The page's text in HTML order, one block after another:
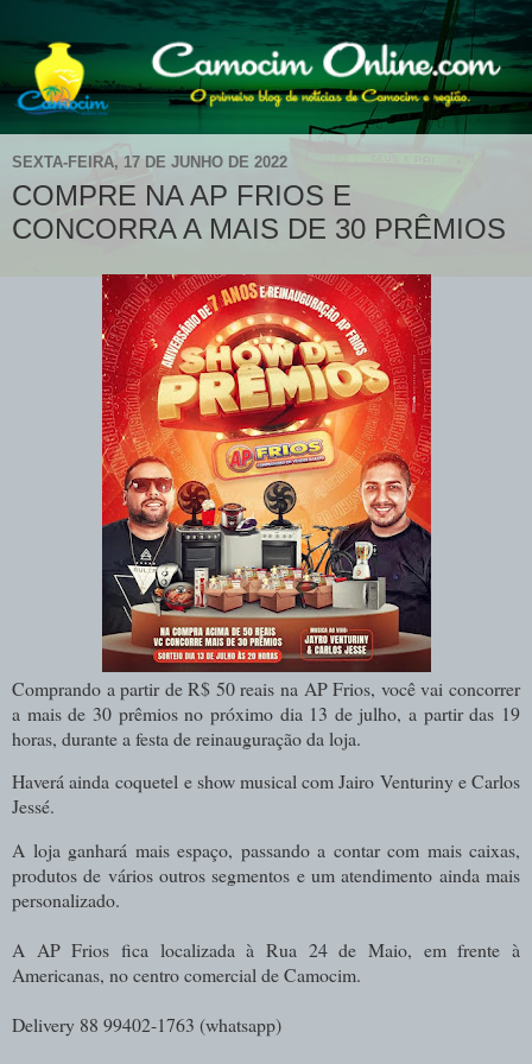
SEXTA-FEIRA, 17 DE JUNHO DE 2022
COMPRE NA AP FRIOS E
CONCORRA A MAIS DE 30 PRÊMIOS
Comprando a partir de R$ 50 reais na AP Frios, você vai concorrer
a mais de 30 prêmios no próximo dia 13 de julho, a partir das 19
horas, durante a festa de reinauguração da loja.
Haverá aindacoquetel e show musical com Jairo Venturiny e Carlos
Jessé.
A loja ganhará mais espaço, passando a contar com mais caixas,
produtos de vários outros segmentos e um atendimento ainda mais
personalizado.
A AP Frios fica localizada à Rua 24 de Maio, em frente à
Americanas, no centro comercial de Camocim.
Delivery 88 99402-1763 (whatsapp)